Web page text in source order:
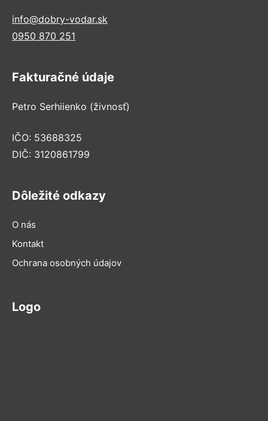
info@dobry-vodar.sk
0950 870 251
Fakturačné údaje
Petro Serhiienko (živnosť)
IČO: 53688325
DIČ: 3120861799
Dôležité odkazy
O nás
Kontakt
Ochrana osobných údajov
Logo